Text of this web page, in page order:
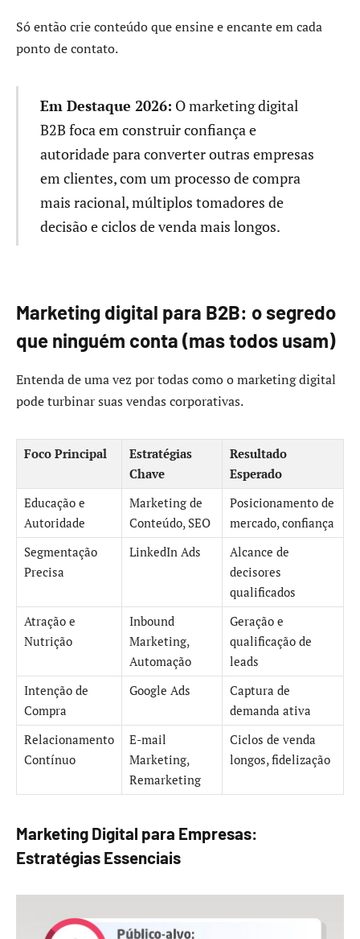
Só então crie conteúdo que ensine e encante em cada
ponto de contato.
Em Destaque 2026: O marketing digital
B2B foca em construir confiança e
autoridade para converter outras empresas
em clientes, com um processo de compra
mais racional, múltiplos tomadores de
decisão e ciclos de venda mais longos.
Marketing digital para B2B: o segredo
que ninguém conta (mas todos usam)
Entenda de uma vez por todas como o marketing digital
pode turbinar suas vendas corporativas.
Foco Principal
Estratégias
Chave
Resultado
Esperado
Educação e
Autoridade
Marketing de
Conteúdo, SEO
Posicionamento de
mercado, confiança
Segmentação
Precisa
LinkedIn Ads
Alcance de
decisores
qualificados
Atração e
Nutrição
Inbound
Marketing,
Automação
Geração e
qualificação de
leads
Intenção de
Compra
Google Ads
Captura de
demanda ativa
Relacionamento
Contínuo
E-mail
Marketing,
Remarketing
Ciclos de venda
longos, fidelização
Marketing Digital para Empresas:
Estratégias Essenciais